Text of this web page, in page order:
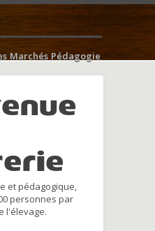
Marchés Pédagogie
et pédagogique,
personnes par
l'élevage.